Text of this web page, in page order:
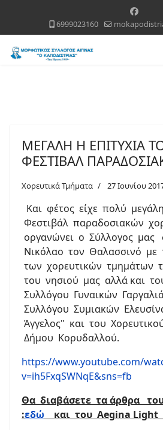
6999023160
ΜΕΓΑΛΗ Η ΕΠΙΤΥΧΙΑ
ΦΕΣΤΙΒΑΛ
Χορευτικά Τμήματα 27 Ιουνίου
Και φέτος είχε πολύ
Φεστιβάλ παραδοσιακών
οργανώνει ο Σύλλογος μας
Νικόλαο τον Θαλασσινό με
των χορευτικών τμημάτων
του νησιού μας αλλά και
Συλλόγου Γυναικών
Συλλόγου Συμιακών
Άγγελος" και του
Δήμου Κορυδαλλού.
https://www.youtube.com/
v=ih5FxqSWNqE&sns=fb
Θα διαβάσετε τα άρθρα
:εδώ και του Αegina Light